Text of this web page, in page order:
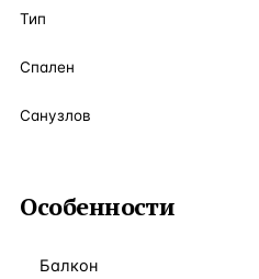
Тип
Спален
Санузлов
Особенности
Балкон